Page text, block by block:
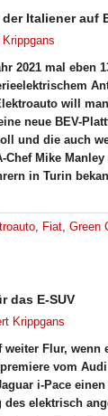
Italiener auf
Krippgans
2021 mal eben
will
neue BEV-
und die auch
Chef Mike
in Turin
, Fiat, Green
das E-SUV
Krippgans
Flur, wenn
vom
i-Pace
elektrisch